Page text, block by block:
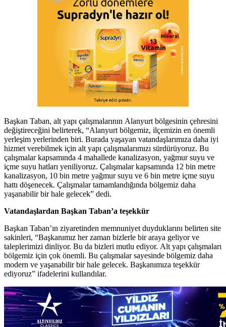
Başkan Taban, alt yapı çalışmalarının Alanyurt bölgesinin çehresini
değiştireceğini belirterek, “Alanyurt bölgemiz, ilçemizin en önemli
yerleşim yerlerinden biri. Burada yaşayan vatandaşlarımıza daha iyi
hizmet verebilmek için alt yapı çalışmalarımızı sürdürüyoruz. Bu
çalışmalar kapsamında 4 mahallede kanalizasyon, yağmur suyu ve
içme suyu hatları yeniliyoruz. Çalışmalar kapsamında 12 bin metre
kanalizasyon, 10 bin metre yağmur suyu ve 6 bin metre içme suyu
hattı döşenecek. Çalışmalar tamamlandığında bölgemiz daha
yaşanabilir bir hale gelecek” dedi.
Vatandaşlardan Başkan Taban’a teşekkür
Başkan Taban’ın ziyaretinden memnuniyet duyduklarını belirten site
sakinleri, “Başkanımız her zaman bizlerle bir araya geliyor ve
taleplerimizi dinliyor. Bu da bizleri mutlu ediyor. Alt yapı çalışmaları
bölgemiz için çok önemli. Bu çalışmalar sayesinde bölgemiz daha
modern ve yaşanabilir bir hale gelecek. Başkanımıza teşekkür
ediyoruz” ifadelerini kullandılar.